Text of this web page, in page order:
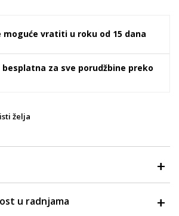
moguće vratiti u roku od 15 dana
besplatna za sve porudžbine preko
želja
u radnjama